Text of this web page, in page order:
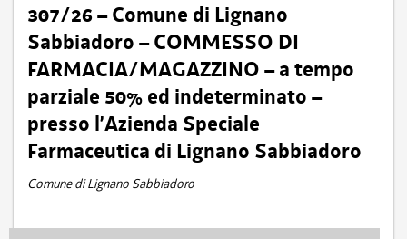
307/26 – Comune di Lignano
Sabbiadoro – COMMESSO DI
FARMACIA/MAGAZZINO – a tempo
parziale 50% ed indeterminato –
presso l’Azienda Speciale
Farmaceutica di Lignano Sabbiadoro
Comune di Lignano Sabbiadoro